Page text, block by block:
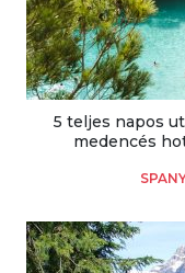
5 teljes napos
medencés